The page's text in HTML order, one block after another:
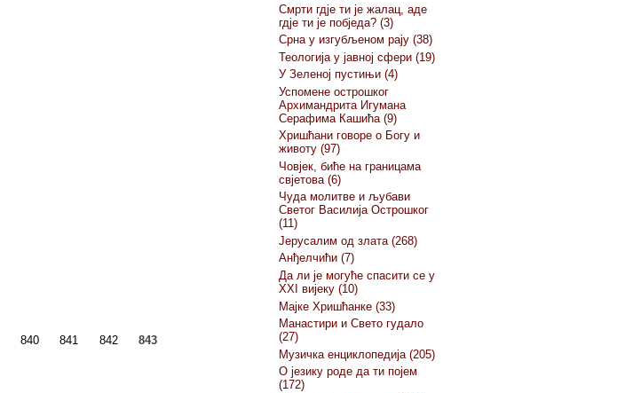
840 841 842 843
Смрти гдје ти је жалац, аде
гдје ти је побједа? (3)
Срна у изгубљеном рају (38)
Теологија у јавној сфери (19)
У Зеленој пустињи (4)
Успомене острошког
Архимандрита Игумана
Серафима Кашића (9)
Хришћани говоре о Богу и
животу (97)
Човјек, биће на границама
свјетова (6)
Чуда молитве и љубави
Светог Василија Острошког
(11)
Јерусалим од злата (268)
Анђелчићи (7)
Да ли је могуће спасити се у
XXI вијеку (10)
Мајке Хришћанке (33)
Манастири и Свето гудало
(27)
Музичка енциклопедија (205)
О језику роде да ти појем
(172)